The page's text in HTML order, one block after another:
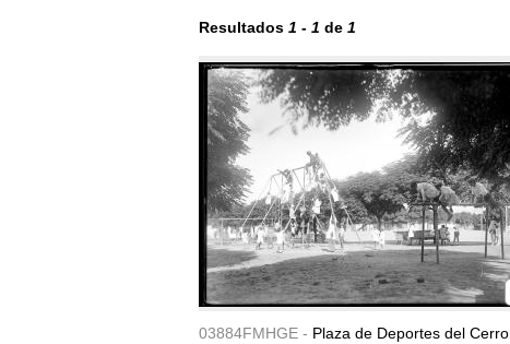
Resultados 1 - 1 de 1
03884FMHGE - Plaza de Deportes del Cerro.